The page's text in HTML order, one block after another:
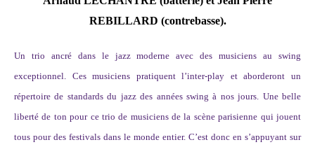
REBILLARD (contrebasse).
Un trio ancré dans le jazz moderne avec des musiciens au swing
exceptionnel. Ces musiciens pratiquent l’inter-play et aborderont un
répertoire de standards du jazz des années swing à nos jours. Une belle
liberté de ton pour ce trio de musiciens de la scène parisienne qui jouent
tous pour des festivals dans le monde entier. C’est donc en s’appuyant sur